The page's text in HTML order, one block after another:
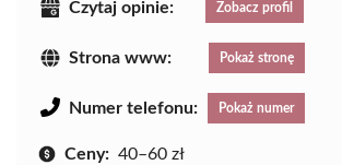
Czytaj opinie: Zobacz profil
Strona www: Pokaż stronę
Numer telefonu: Pokaż numer
Ceny: 40–60 zł